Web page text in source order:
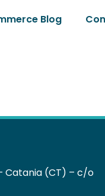
Blog
Catania (CT) – c/o